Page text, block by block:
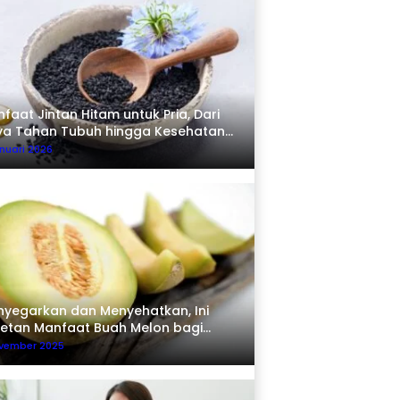
Jintan Hitam untuk Pria, Dari
Tahan Tubuh hingga Kesehatan
2026
dan Menyehatkan, Ini
Manfaat Buah Melon bagi
2025